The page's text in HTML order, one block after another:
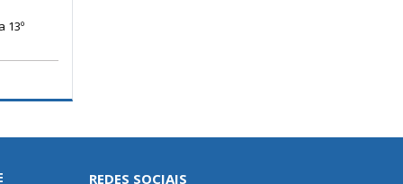
13º
REDES SOCIAIS